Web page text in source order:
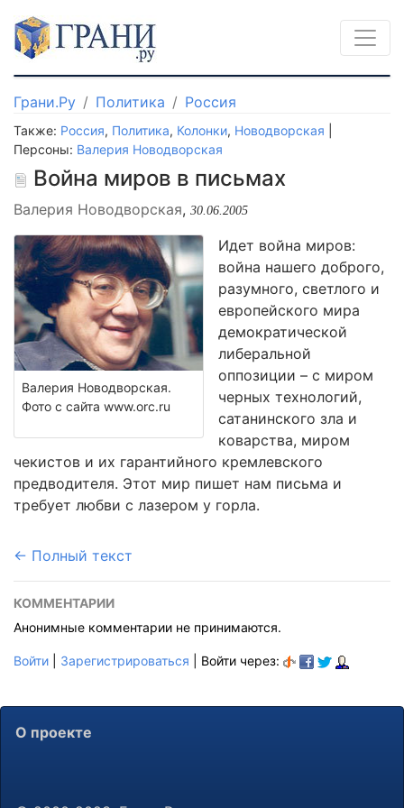
Грани.Ру Политика Россия
Также: Россия, Политика, Колонки, Новодворская
Персоны: Валерия Новодворская
Война миров в письмах
Валерия Новодворская, 30.06.2005
Валерия Новодворская.
Фото с сайта www.orc.ru
Идет война миров:
война нашего доброго,
разумного, светлого и
европейского мира
демократической
либеральной
оппозиции – с миром
черных технологий,
сатанинского зла и
коварства, миром
чекистов и их гарантийного кремлевского
предводителя. Этот мир пишет нам письма и
требует любви с лазером у горла.
← Полный текст
КОММЕНТАРИИ
Анонимные комментарии не принимаются.
Войти Зарегистрироваться | Войти через:
О проекте